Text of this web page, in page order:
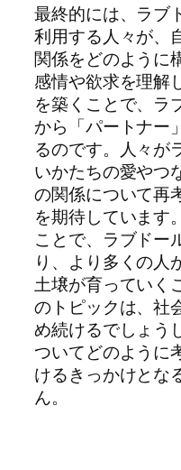
最終的には、ラブ
利用する人々が、
関係をどのように
感情や欲求を理解
を築くことで、ラ
から「パートナー
るのです。人々が
いかたちの愛やつ
の関係について再
を期待しています
ことで、ラブドー
り、より多くの人
土壌が育っていく
のトピックは、社
め続けるでしょう
ついてどのように
けるきっかけとな
ん。